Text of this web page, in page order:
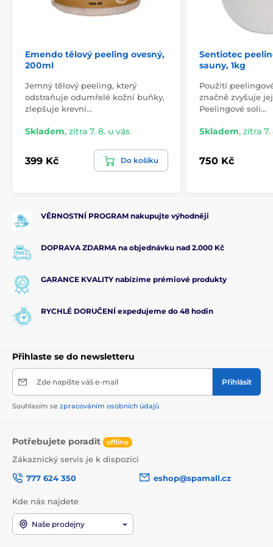
Emendo tělový peeling ovesný,
200ml
Jemný tělový peeling, který
odstraňuje odumřelé kožní buňky,
zlepšuje krevní…
Skladem, zítra 7. 8. u vás
399 Kč Do košíku
Sentiotec
sauny, 1kg
Použití
značně zvyšuje
Peelingové soli…
Skladem, zítra 7.
750 Kč
VĚRNOSTNÍ PROGRAM nakupujte výhodněji
DOPRAVA ZDARMA na objednávku nad 2.000 Kč
GARANCE KVALITY nabízíme prémiové produkty
RYCHLÉ DORUČENÍ expedujeme do 48 hodin
Přihlaste se do newsletteru
Zde napište váš e-mail Přihlásit
Souhlasím se zpracováním osobních údajů
Potřebujete poradit offline
Zákaznický servis je k dispozici
777 624 350
eshop@spamall.cz
Kde nás najdete
Naše prodejny